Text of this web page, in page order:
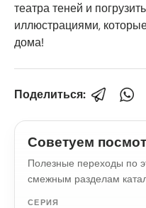
театра теней и
иллюстрациями,
дома!
Поделиться:
Советуем
Полезные переходы по
смежным разделам
СЕРИЯ